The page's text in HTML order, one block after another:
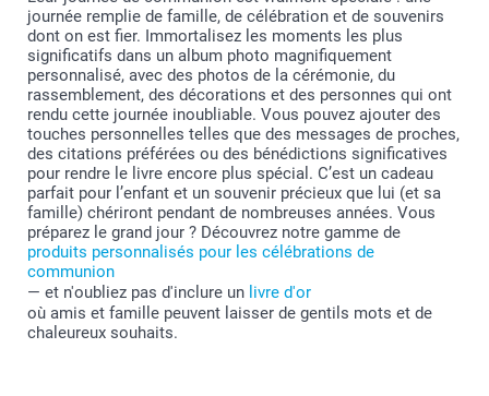
journée remplie de famille, de célébration et de souvenirs
dont on est fier. Immortalisez les moments les plus
significatifs dans un album photo magnifiquement
personnalisé, avec des photos de la cérémonie, du
rassemblement, des décorations et des personnes qui ont
rendu cette journée inoubliable. Vous pouvez ajouter des
touches personnelles telles que des messages de proches,
des citations préférées ou des bénédictions significatives
pour rendre le livre encore plus spécial. C’est un cadeau
parfait pour l’enfant et un souvenir précieux que lui (et sa
famille) chériront pendant de nombreuses années. Vous
préparez le grand jour ? Découvrez notre gamme de
produits personnalisés pour les célébrations de
communion
— et n'oubliez pas d'inclure un livre d'or
où amis et famille peuvent laisser de gentils mots et de
chaleureux souhaits.